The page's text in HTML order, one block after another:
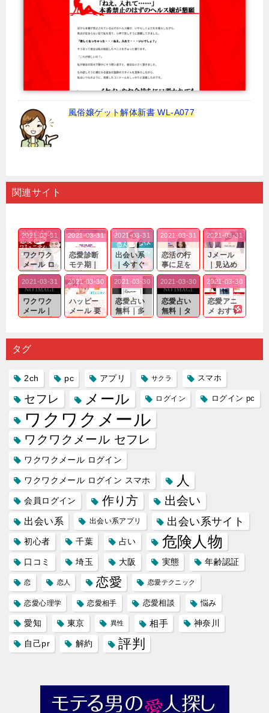
風俗嬢ゲット解体新書 WL-A077
関連サイト
ワクワク
メール ロ
グイン pc
｜心の底
から真
剣...
2021-03-31
恋愛診断
モテ期｜
老若男女
問わ
ず…。
2021-03-31
出会い系
｜今すぐ
仲良くな
れる相手
探しをし
たいと...
2021-03-31
恋活の行
事に足を
運んでも
出会いの
チャンス
が訪れ...
2021-03-31
Jメール
｜見込め
る効果が
確実なも
のであっ
ても…...
2021-03-31
ワクワク
メール｜
り会った
人に軽...
2021-03-31
ハッピー
メール 要
するので
2021-03-30
恋愛占い
無料｜多
プリの内
2021-03-30
恋愛占い
無料｜タ
る人に恋
2021-03-30
恋愛アニ
メ おすす
雑で素人
2021-03-30
タグ
2ch pc アプリ サクラ スマホ
セフレ メール ログイン ログイン pc
ワクワクメール
ワクワクメール セフレ
ワクワクメール ログイン
ワクワクメール ログイン スマホ 人
会員ログイン 作り方 出会い
出会い系 出会い系アプリ 出会い系サイト
初心者 千葉 占い 危険人物
口コミ 埼玉 大阪 実態 年齢認証
恋 恋人 恋愛 恋愛テクニック
恋愛心理学 恋愛相手 恋愛相談 悩み
愛知 東京 異性 相手 神奈川
自己pr 解約 評判